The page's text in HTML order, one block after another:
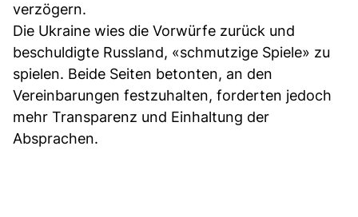
verzögern.
Die Ukraine wies die Vorwürfe zurück und
beschuldigte Russland, «schmutzige Spiele» zu
spielen. Beide Seiten betonten, an den
Vereinbarungen festzuhalten, forderten jedoch
mehr Transparenz und Einhaltung der
Absprachen.